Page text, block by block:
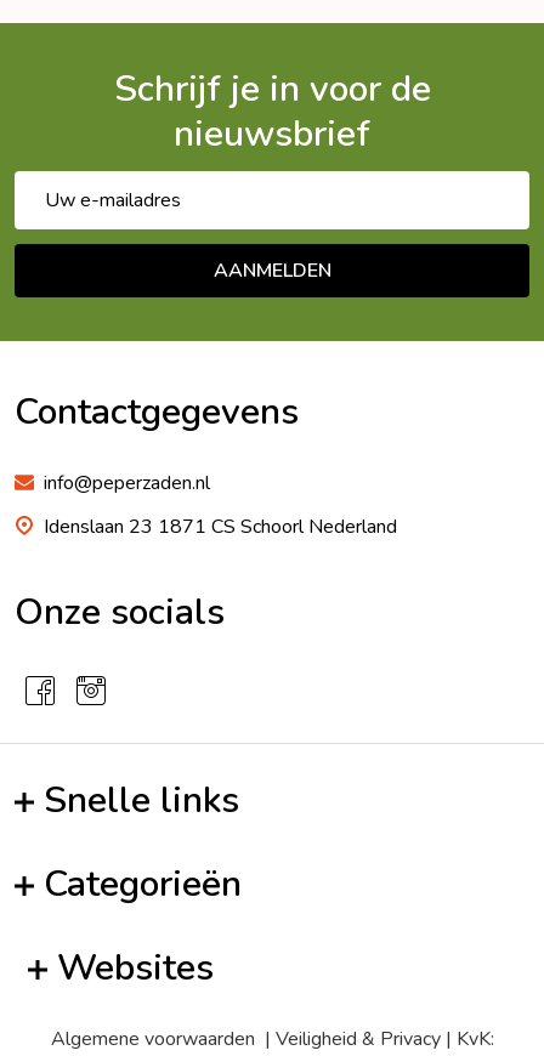
Schrijf je in voor de
nieuwsbrief
mailadres
AANMELDEN
Contactgegevens
info@peperzaden.nl
Idenslaan 23 1871 CS Schoorl Nederland
Onze socials
Snelle links
Categorieën
Websites
Algemene voorwaarden | Veiligheid & Privacy| KvK: